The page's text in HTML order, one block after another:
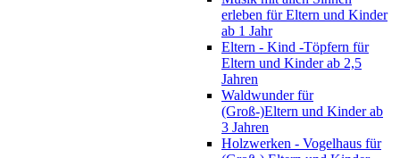
erleben für Eltern und Kinder
ab 1 Jahr
Eltern - Kind -Töpfern für
Eltern und Kinder ab 2,5
Jahren
Waldwunder für
(Groß-)Eltern und Kinder ab
3 Jahren
Holzwerken - Vogelhaus für